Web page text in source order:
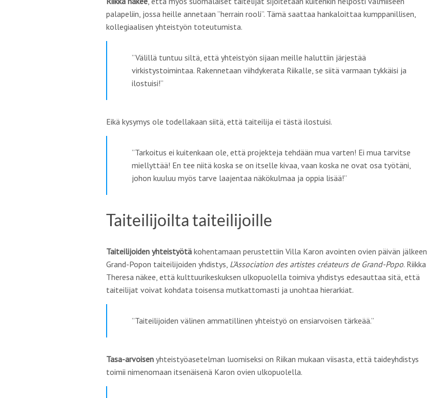
palapeliin, jossa heille annetaan ”herrain rooli”. Tämä saattaa hankaloittaa kumppanillisen,
kollegiaalisen yhteistyön toteutumista.
”Välillä tuntuu siltä, että yhteistyön sijaan meille haluttiin järjestää
virkistystoimintaa. Rakennetaan viihdykerata Riikalle, se siitä varmaan tykkäisi ja
ilostuisi!”
Eikä kysymys ole todellakaan siitä, että taiteilija ei tästä ilostuisi.
”Tarkoitus ei kuitenkaan ole, että projekteja tehdään mua varten! Ei mua tarvitse
miellyttää! En tee niitä koska se on itselle kivaa, vaan koska ne ovat osa työtäni,
johon kuuluu myös tarve laajentaa näkökulmaa ja oppia lisää!”
Taiteilijoilta taiteilijoille
Taiteilijoiden yhteistyötä kohentamaan perustettiin Villa Karon avointen ovien päivän jälkeen
Grand-Popon taiteilijoiden yhdistys, L’Association des artistes créateurs de Grand-Popo. Riikka
Theresa näkee, että kulttuurikeskuksen ulkopuolella toimiva yhdistys edesauttaa sitä, että
taiteilijat voivat kohdata toisensa mutkattomasti ja unohtaa hierarkiat.
”Taiteilijoiden välinen ammatillinen yhteistyö on ensiarvoisen tärkeää.”
Tasa-arvoisen yhteistyöasetelman luomiseksi on Riikan mukaan viisasta, että taideyhdistys
toimii nimenomaan itsenäisenä Karon ovien ulkopuolella.